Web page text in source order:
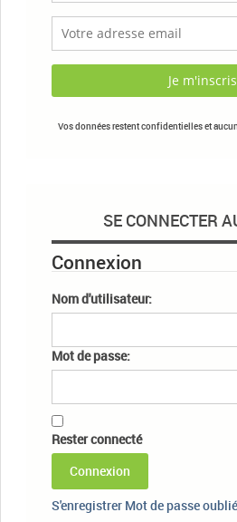
Vos données restent confidentielles et
SE CONNECTER
Connexion
Nom d'utilisateur:
Mot de passe:
Rester connecté
Connexion
S'enregistrer Mot de passe oublié